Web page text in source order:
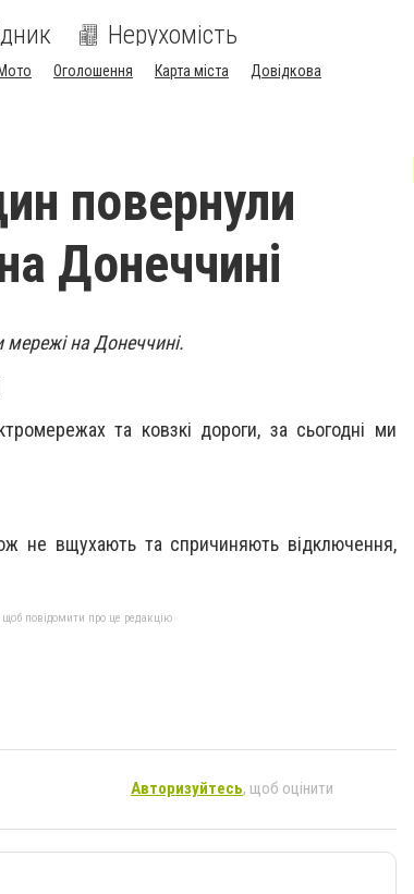
Нерухомість
Оголошення Карта міста Довідкова
повернули
Донеччині
на Донеччині.
та ковзкі дороги, за сьогодні ми
не вщухають та спричиняють відключення,
повідомити про це редакцію
Авторизуйтесь, щоб оцінити